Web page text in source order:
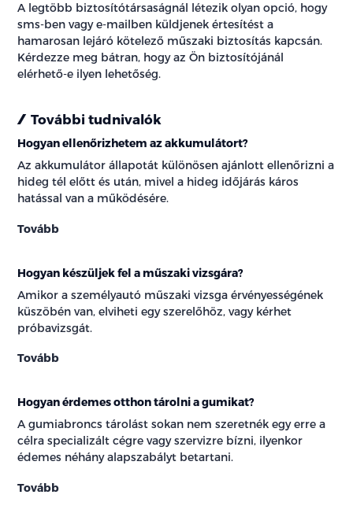
A legtöbb biztosítótársaságnál létezik olyan opció, hogy
sms-ben vagy e-mailben küldjenek értesítést a
hamarosan lejáró kötelező műszaki biztosítás kapcsán.
Kérdezze meg bátran, hogy az Ön biztosítójánál
elérhető-e ilyen lehetőség.
További tudnivalók
Hogyan ellenőrizhetem az akkumulátort?
Az akkumulátor állapotát különösen ajánlott ellenőrizni a
hideg tél előtt és után, mivel a hideg időjárás káros
hatással van a működésére.
Tovább
Hogyan készüljek fel a műszaki vizsgára?
Amikor a személyautó műszaki vizsga érvényességének
küszöbén van, elviheti egy szerelőhöz, vagy kérhet
próbavizsgát.
Tovább
Hogyan érdemes otthon tárolni a gumikat?
A gumiabroncs tárolást sokan nem szeretnék egy erre a
célra specializált cégre vagy szervizre bízni, ilyenkor
édemes néhány alapszabályt betartani.
Tovább